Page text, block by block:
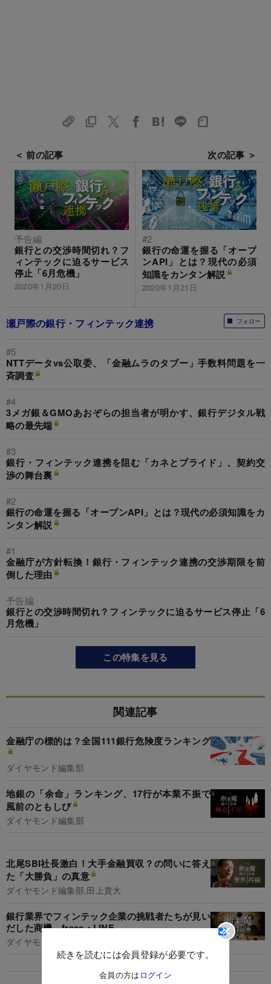
続きを読むには会員登録が必要です。
会員の方は ログイン
＜ 前の記事
予告編
銀行との交渉時間切れ？フ
ィンテックに迫るサービス
停止「6月危機」
2020年1月20日
次の記事 ＞
#2
銀行の命運を握る「オープ
ンAPI」とは？現代の必須
知識をカンタン解説
2020年1月21日
フォロー
瀬戸際の銀行・フィンテック連携
#5
NTTデータvs公取委、「金融ムラのタブー」手数料問題を一
斉調査
#4
3メガ銀＆GMOあおぞらの担当者が明かす、銀行デジタル戦
略の最先端
#3
銀行・フィンテック連携を阻む「カネとプライド」、契約交
渉の舞台裏
#2
銀行の命運を握る「オープンAPI」とは？現代の必須知識をカ
ンタン解説
#1
金融庁が方針転換！銀行・フィンテック連携の交渉期限を前
倒した理由
予告編
銀行との交渉時間切れ？フィンテックに迫るサービス停止「6
月危機」
この特集を見る
関連記事
金融庁の標的は？全国111銀行危険度ランキング
ダイヤモンド編集部
地銀の「余命」ランキング、17行が本業不振で
風前のともしび
ダイヤモンド編集部
北尾SBI社長激白！大手金融買収？の問いに答え
た「大勝負」の真意
ダイヤモンド編集部,田上貴大
銀行業界でフィンテック企業の挑戦者たちが見い
だした商機、freee・LINE…
ダイヤモンド編集部,清水理裕